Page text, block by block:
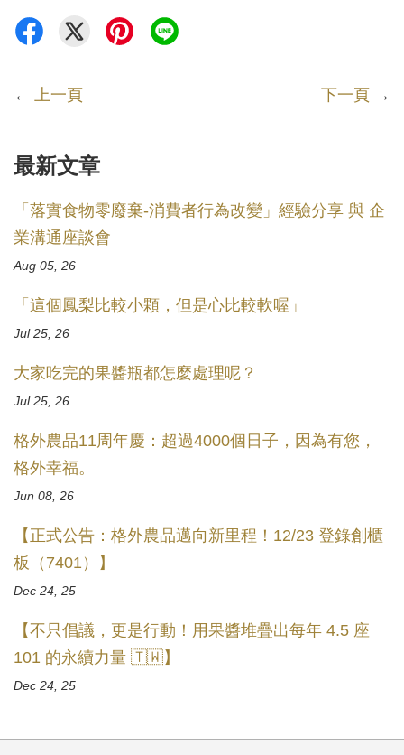
← 上一頁 下一頁 →
最新文章
「落實食物零廢棄-消費者行為改變」經驗分享 與 企
業溝通座談會
Aug 05, 26
「這個鳳梨比較小顆，但是心比較軟喔」
Jul 25, 26
大家吃完的果醬瓶都怎麼處理呢？
Jul 25, 26
格外農品11周年慶：超過4000個日子，因為有您，
格外幸福。
Jun 08, 26
【正式公告：格外農品邁向新里程！12/23 登錄創櫃
板（7401）】
Dec 24, 25
【不只倡議，更是行動！用果醬堆疊出每年 4.5 座
101 的永續力量 🇹🇼】
Dec 24, 25